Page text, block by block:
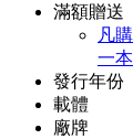
滿額贈送
凡
一本
發行年份
載體
廠牌